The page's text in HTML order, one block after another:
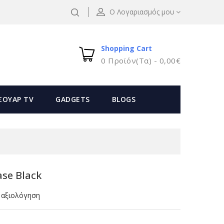
Ο Λογαριασμός μου
Shopping Cart
0 Προϊόν(τα) - 0,00€
TV GADGETS BLOGS
Black